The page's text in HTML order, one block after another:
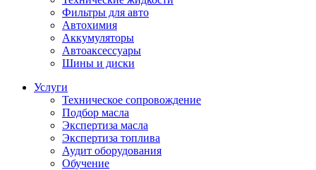
Фильтры для авто
Автохимия
Аккумуляторы
Автоаксессуары
Шины и диски
Услуги
Техническое сопровождение
Подбор масла
Экспертиза масла
Экспертиза топлива
Аудит оборудования
Обучение